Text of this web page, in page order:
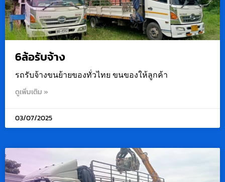
6ล้อรับจ้าง
รถรับจ้างขนย้ายของทั่วไทย ขนของให้ลูกค้า
ดูเพิ่มเติม »
03/07/2025